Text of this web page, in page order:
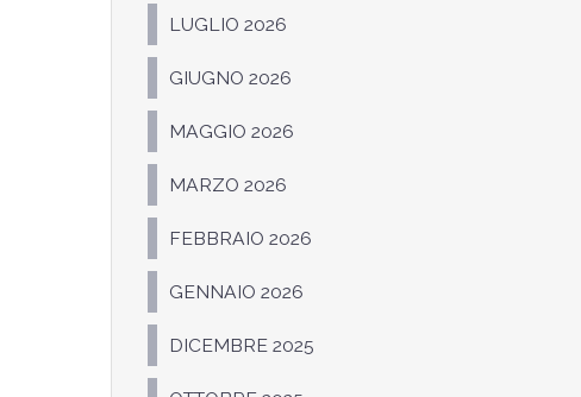
LUGLIO 2026
GIUGNO 2026
MAGGIO 2026
MARZO 2026
FEBBRAIO 2026
GENNAIO 2026
DICEMBRE 2025